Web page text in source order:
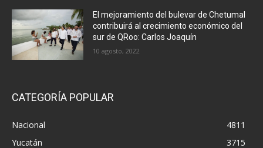
El mejoramiento del bulevar de Chetumal
contribuirá al crecimiento económico del
sur de QRoo: Carlos Joaquín
10 agosto, 2022
CATEGORÍA POPULAR
Nacional
4811
Yucatán
3715